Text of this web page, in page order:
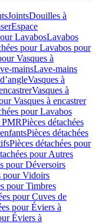
JointsDouilles à
Espace
LavabosLavabos
pour Lavabos pour
Vasques à
mainsLave-mains
Vasques à
Vasques à
Vasques à encastrer
pour Lavabos
PMRPièces détachées
Pièces détachées
Pièces détachées pour
pour Autres
pour Déversoirs
pour Vidoirs
pour Timbres
pour Cuves de
pour Éviers à
Éviers à